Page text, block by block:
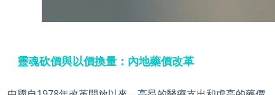
靈魂砍價與以價換量：內地藥價改革